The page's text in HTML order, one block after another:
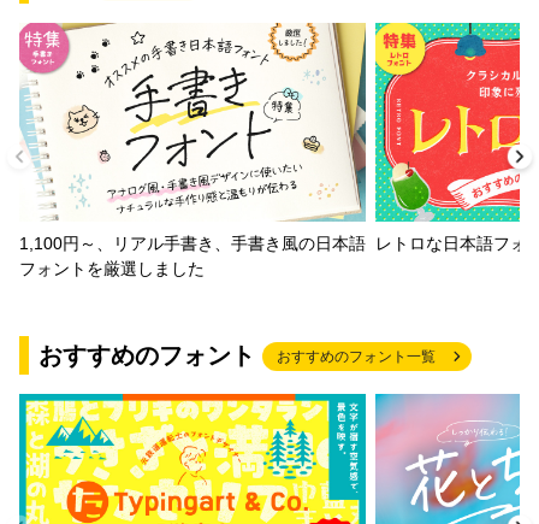
1,100円～、リアル手書き、手書き風の日本語
フォントを厳選しました
レトロな日本語フォ
おすすめのフォント おすすめのフォント一覧